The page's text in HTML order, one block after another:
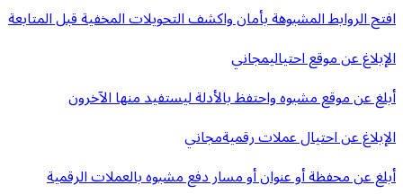
افتح الروابط المشبوهة بأمان واكشف التحويلات المخفية قبل المتابعة
الإبلاغ عن موقع احتياليمجاني
أبلغ عن موقع مشبوه واحتفظ بالأدلة ليستفيد منها الآخرون
الإبلاغ عن احتيال عملات رقميةمجاني
أبلغ عن محفظة أو عنوان أو مسار دفع مشبوه بالعملات الرقمية